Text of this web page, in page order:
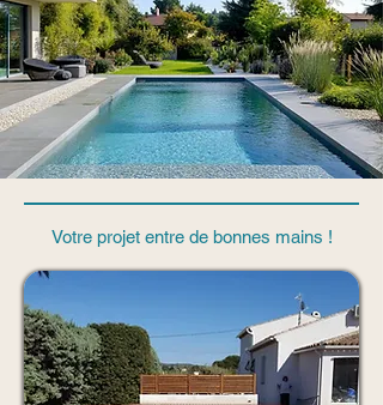
Votre projet entre de bonnes mains !